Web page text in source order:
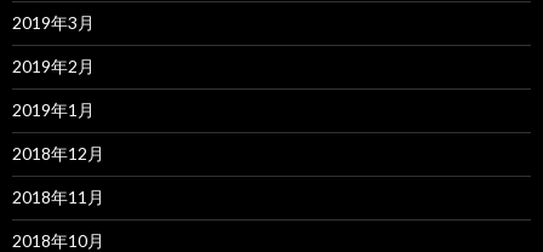
2019年3月
2019年2月
2019年1月
2018年12月
2018年11月
2018年10月